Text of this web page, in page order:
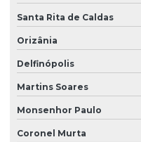
Santa Rita de Caldas
Orizânia
Delfinópolis
Martins Soares
Monsenhor Paulo
Coronel Murta